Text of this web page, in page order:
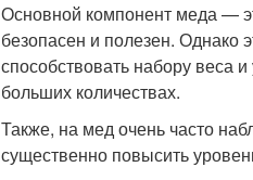
Основной компонент меда —
безопасен и полезен. Однако
способствовать набору веса
больших количествах.
Также, на мед очень часто
существенно повысить